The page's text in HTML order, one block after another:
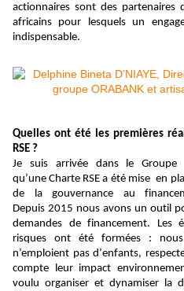
actionnaires sont des partenaires
africains pour lesquels un
indispensable.
Quelles ont été les premières
RSE ?
Je suis arrivée dans le Groupe
qu’une Charte RSE a été mise en
de la gouvernance au
Depuis 2015 nous avons un outil
demandes de financement. Les
risques ont
été formées :
n’emploient pas d’enfants,
compte leur impact
voulu organiser et dynamiser la